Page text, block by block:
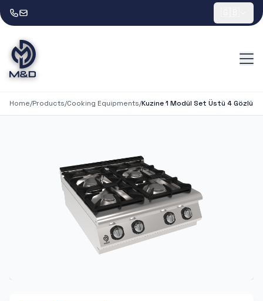
Home/Products/Cooking Equipments/Kuzine 1 Modül Set Üstü 4 Gözlü